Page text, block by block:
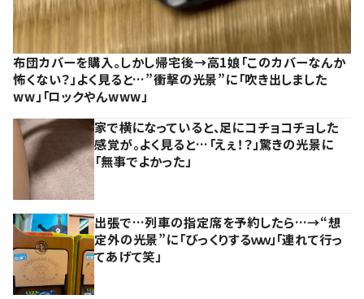
布団カバーを購入。しかし帰宅後→高1娘「このカバーなんか
怖くない？」よく見ると…”衝撃の光景”に「吹き出しました
ww」「ロックやんwww」
家で横になっていると、足にコチョコチョした
感覚が。よく見ると…「えぇ！？」驚きの光景に
「無事でよかった」
出張で…列車の指定席を予約したら…→“想
定外の光景”に「びっくりするｗｗ」「連れて行っ
てあげて笑」